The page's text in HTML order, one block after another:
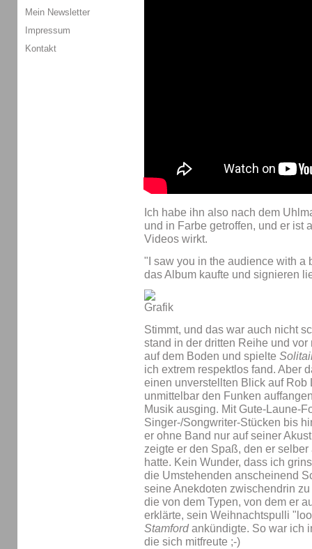
Ich habe ihn also nach dem
und in Farbe getroffen, und er ist
Videos wirkt.
"I saw you in the audience with a
das Album kaufte und signieren
Stimmt, und das war auch nicht
stand in der dritten Reihe und vor
auf dem Boden und spielte
ich extrem respektlos fand. Aber
einen unverstellten Blick auf Rob
unmittelbar den Funken
Musik ausging. Mit Gute-Laune-
Singer-/Songwriter-Stücken bis
er ohne Band nur auf seiner
zeigte er den Spaß, den er selber
hatte. Kein Wunder, dass ich
die Umstehenden anscheinend
seine Anekdoten zwischendrin
die von dem Typen, von dem er
erklärte, sein Weihnachtspulli
Stamfordankündigte. So war ich
die sich mitfreute ;-)
Mein Newsletter
Impressum
Kontakt